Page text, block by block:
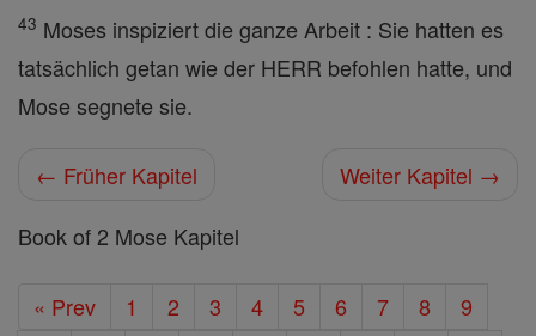
43 Moses inspiziert die ganze Arbeit : Sie hatten es
tatsächlich getan wie der HERR befohlen hatte, und
Mose segnete sie.
← Früher Kapitel
Weiter Kapitel →
Book of 2 Mose Kapitel
« Prev 1 2 3 4 5 6 7 8
9